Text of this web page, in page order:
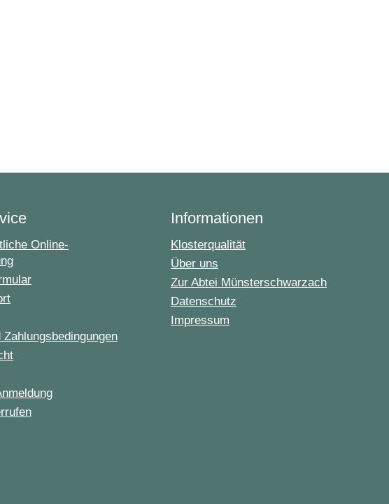
Online-
Zahlungsbedingungen
Informationen
Klosterqualität
Über uns
Zur Abtei Münsterschwarzach
Datenschutz
Impressum